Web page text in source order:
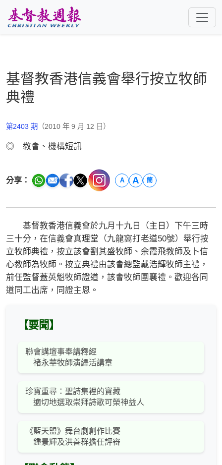
基督教香港信義會舉行按立牧師
典禮
第2403 期 （2010 年 9 月 12 日）
◎ 教會、機構短訊
分享： A A 簡
基督教香港信義會於九月十九日（主日）下午三時
三十分，在信義會真理堂（九龍窩打老道50號）舉行按
立牧師典禮，按立該會劉其盛牧師、余霞飛教師及卜信
心教師為牧師。按立典禮由該會總監戴浩輝牧師主禮，
前任監督蓋英魁牧師證道，該會牧師團襄禮。歡迎各同
道同工出席，同證主恩。
【要聞】
聯會講壇事奉講釋經
褚永華牧師演繹活講章
珍寶重尋：聖詩集裡的寶藏
適切地選取崇拜詩歌可榮神益人
《藍天盟》舞台劇創作比賽
鍾景輝及洪善群擔任評審